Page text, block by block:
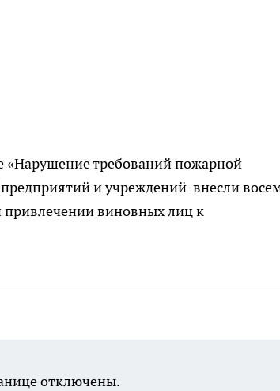
«Нарушение требований пожарной
предприятий и учреждений внесли
привлечении виновных лиц к
отключены.